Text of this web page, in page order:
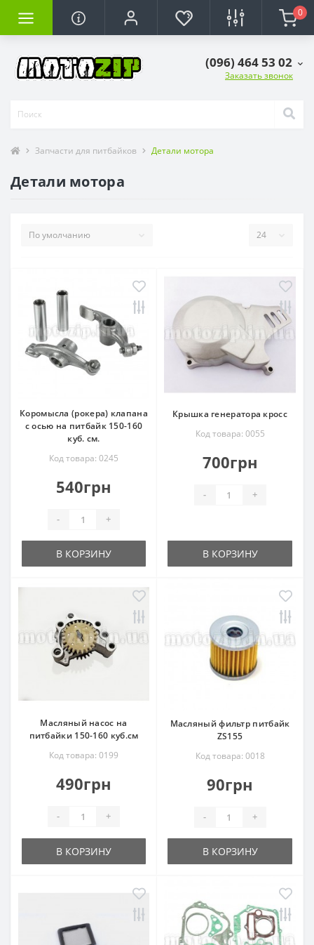
0
(096) 464 53 02
Заказать звонок
Запчасти для питбайков Детали мотора
Детали мотора
Коромысла (рокера) клапана
с осью на питбайк 150-160
куб. см.
Код товара: 0245
540грн
- +
В КОРЗИНУ
Крышка генератора кросс
Код товара: 0055
700грн
- +
В КОРЗИНУ
Масляный насос на
питбайки 150-160 куб.см
Код товара: 0199
490грн
- +
В КОРЗИНУ
Масляный фильтр питбайк
ZS155
Код товара: 0018
90грн
- +
В КОРЗИНУ